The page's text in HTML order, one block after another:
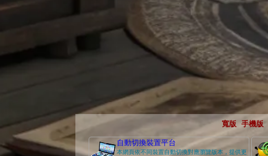
寬版 手機版
自動切換裝置平台
本網頁依不同裝置自動切換對應瀏覽版本，提供更